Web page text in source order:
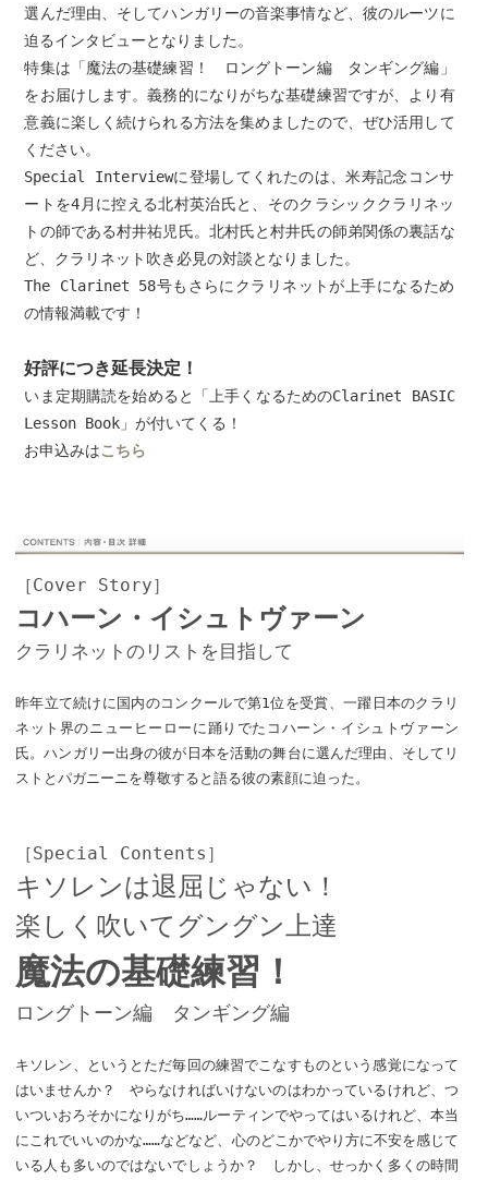
選んだ理由、そしてハンガリーの音楽事情など、彼のルーツに
迫るインタビューとなりました。
特集は「魔法の基礎練習！ ロングトーン編 タンギング編」
をお届けします。義務的になりがちな基礎練習ですが、より有
意義に楽しく続けられる方法を集めましたので、ぜひ活用して
ください。
Special Interviewに登場してくれたのは、米寿記念コンサ
ートを4月に控える北村英治氏と、そのクラシッククラリネッ
トの師である村井祐児氏。北村氏と村井氏の師弟関係の裏話な
ど、クラリネット吹き必見の対談となりました。
The Clarinet 58号もさらにクラリネットが上手になるため
の情報満載です！
好評につき延長決定！
いま定期購読を始めると「上手くなるためのClarinet BASIC
Lesson Book」が付いてくる！
お申込みはこちら
［Cover Story］
コハーン・イシュトヴァーン
クラリネットのリストを目指して
昨年立て続けに国内のコンクールで第1位を受賞、一躍日本のクラリ
ネット界のニューヒーローに踊りでたコハーン・イシュトヴァーン
氏。ハンガリー出身の彼が日本を活動の舞台に選んだ理由、そしてリ
ストとパガニーニを尊敬すると語る彼の素顔に迫った。
［Special Contents］
キソレンは退屈じゃない！
楽しく吹いてグングン上達
魔法の基礎練習！
ロングトーン編 タンギング編
キソレン、というとただ毎回の練習でこなすものという感覚になって
はいませんか？ やらなければいけないのはわかっているけれど、つ
いついおろそかになりがち……ルーティンでやってはいるけれど、本当
にこれでいいのかな……などなど、心のどこかでやり方に不安を感じて
いる人も多いのではないでしょうか？ しかし、せっかく多くの時間